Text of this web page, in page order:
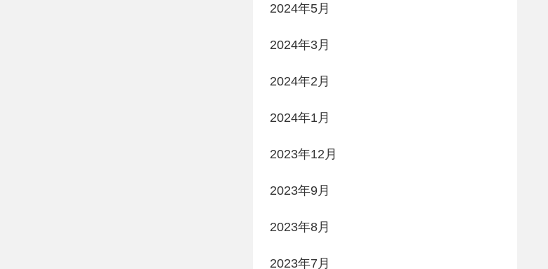
2024年5月
2024年3月
2024年2月
2024年1月
2023年12月
2023年9月
2023年8月
2023年7月